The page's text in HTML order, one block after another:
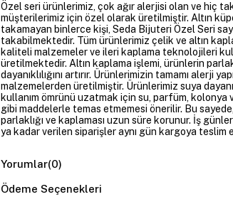
Özel seri ürünlerimiz, çok ağır alerjisi olan ve hiç
müşterilerimiz için özel olarak üretilmiştir. Altın
takamayan binlerce kişi, Seda Bijuteri Özel Seri
takabilmektedir. Tüm ürünlerimiz çelik ve altın
kaliteli malzemeler ve ileri kaplama teknolojileri
üretilmektedir. Altın kaplama işlemi, ürünlerin
dayanıklılığını artırır. Ürünlerimizin tamamı alerji
malzemelerden üretilmiştir. Ürünlerimiz suya
kullanım ömrünü uzatmak için su, parfüm,
gibi maddelerle temas etmemesi önerilir. Bu
parlaklığı ve kaplaması uzun süre korunur. İş
ya kadar verilen siparişler aynı gün kargoya teslim
Yorumlar(0)
Ödeme Seçenekleri